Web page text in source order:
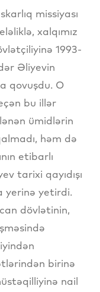
missiyası
xalqımız
1993-
Əliyevin
qovuşdu. O
bu illər
ümidlərin
həm də
etibarlı
tarixi qayıdışı
yerinə yetirdi.
dövlətinin,
birinə
nail